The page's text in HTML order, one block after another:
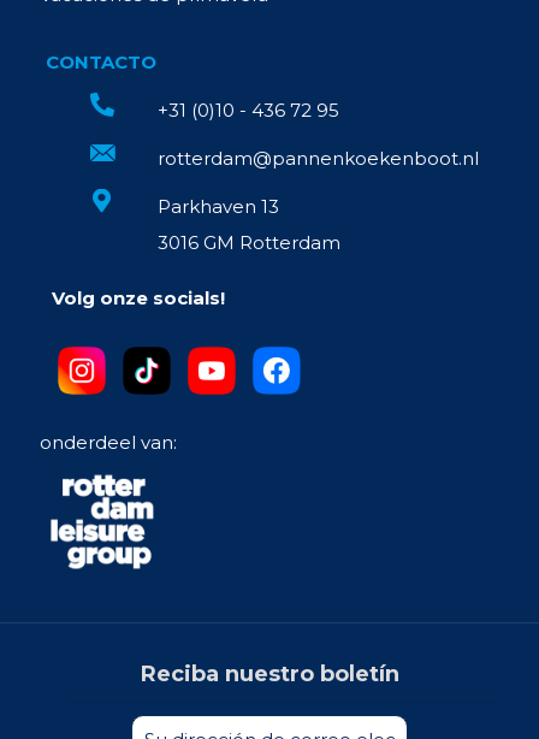
CONTACTO
+31 (0)10 - 436 72 95
rotterdam@pannenkoekenboot.nl
Parkhaven 13
3016 GM Rotterdam
Volg onze socials!
onderdeel van:
Reciba nuestro boletín